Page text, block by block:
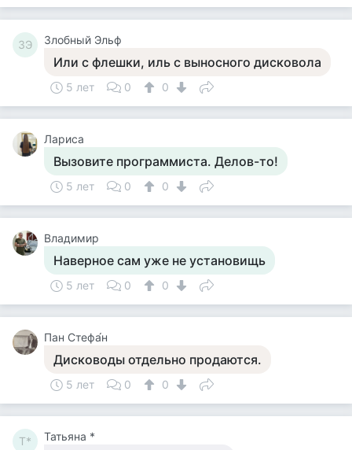
ЗЭ Злобный Эльф
Или с флешки, иль с выносного дисковола
5 лет 0 0
Лариса
Вызовите программиста. Делов-то!
5 лет 0 0
Владимир
Наверное сам уже не установищь
5 лет 0 0
Пан Стефа́н
Дисководы отдельно продаются.
5 лет 0 0
Т* Татьяна *